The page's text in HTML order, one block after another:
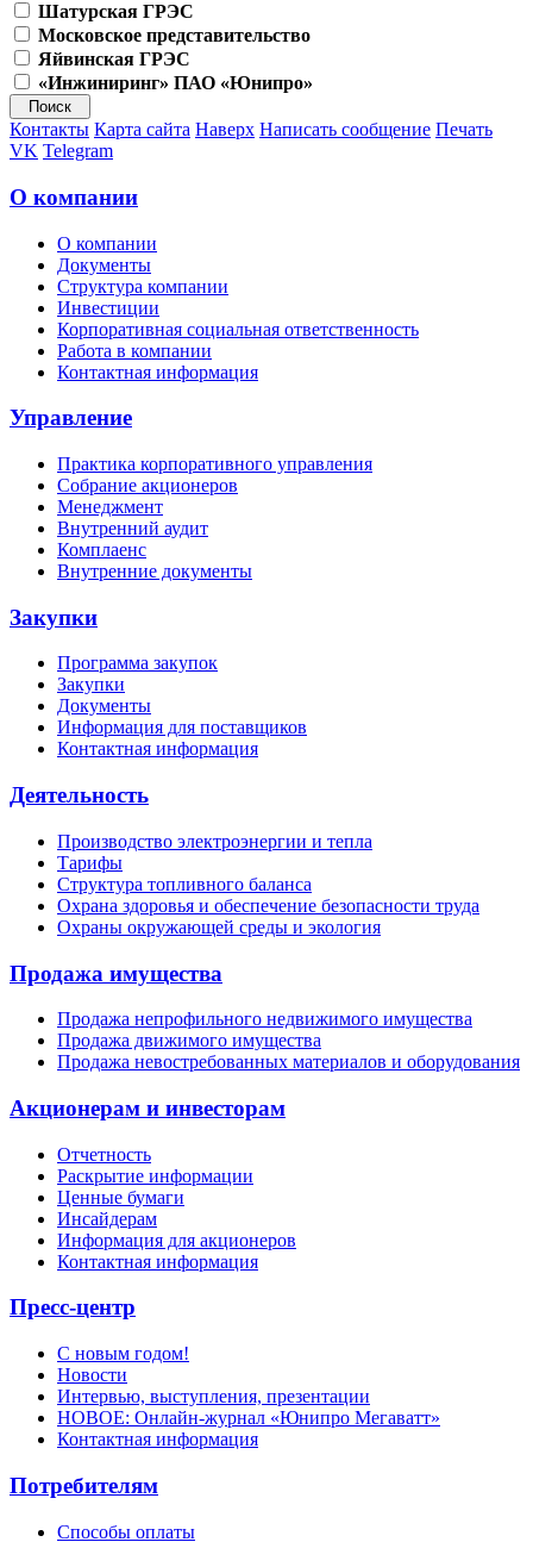
Шатурская ГРЭС
Московское представительство
Яйвинская ГРЭС
«Инжиниринг» ПАО «Юнипро»
Контакты Карта сайта Наверх Написать сообщение Печать
VK Telegram
О компании
О компании
Документы
Структура компании
Инвестиции
Корпоративная социальная ответственность
Работа в компании
Контактная информация
Управление
Практика корпоративного управления
Собрание акционеров
Менеджмент
Внутренний аудит
Комплаенс
Внутренние документы
Закупки
Программа закупок
Закупки
Документы
Информация для поставщиков
Контактная информация
Деятельность
Производство электроэнергии и тепла
Тарифы
Структура топливного баланса
Охрана здоровья и обеспечение безопасности труда
Охраны окружающей среды и экология
Продажа имущества
Продажа непрофильного недвижимого имущества
Продажа движимого имущества
Продажа невостребованных материалов и оборудования
Акционерам и инвесторам
Отчетность
Раскрытие информации
Ценные бумаги
Инсайдерам
Информация для акционеров
Контактная информация
Пресс-центр
С новым годом!
Новости
Интервью, выступления, презентации
НОВОЕ: Онлайн-журнал «Юнипро Мегаватт»
Контактная информация
Потребителям
Способы оплаты